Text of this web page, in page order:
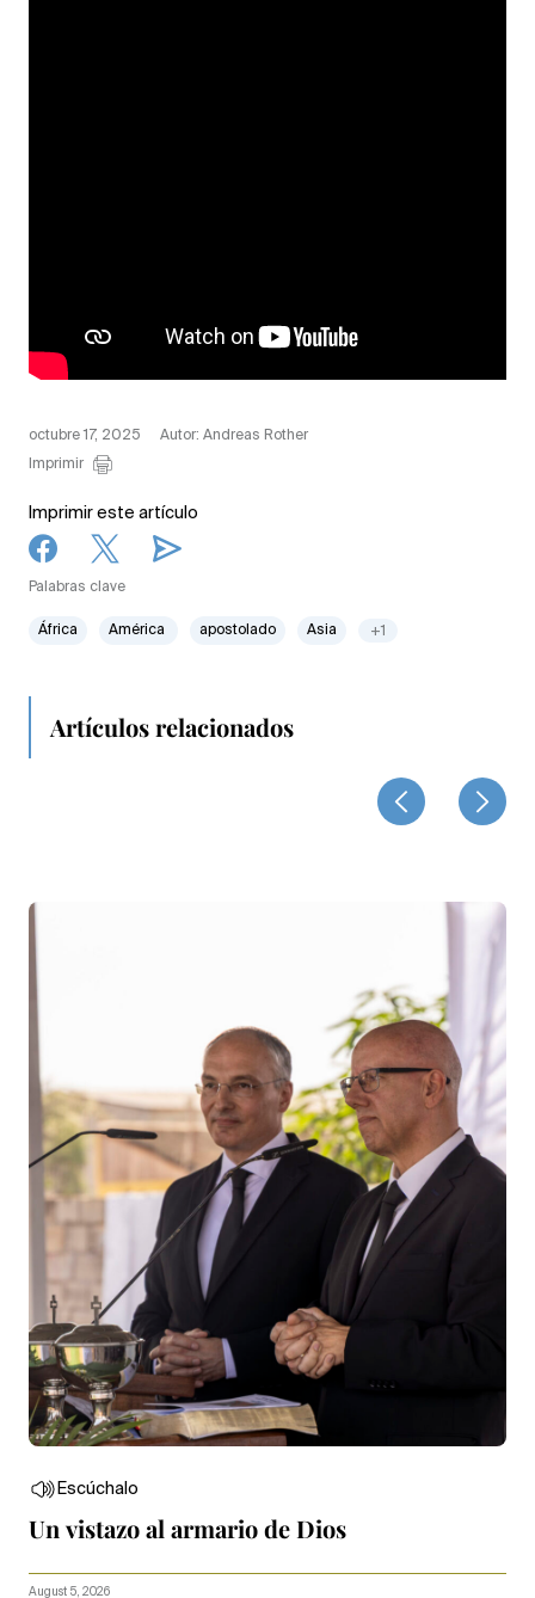
octubre 17, 2025
Autor: Andreas Rother
Imprimir
Imprimir este artículo
Palabras clave
África América apostolado Asia +1
Artículos relacionados
Escúchalo
Un vistazo al armario de Dios
August 5, 2026